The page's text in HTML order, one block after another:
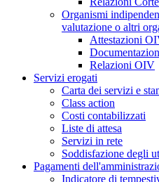
Organismi
valutazione o altri
Attestazioni
Relazioni OIV
Servizi erogati
Carta dei servizi e
Class action
Costi contabilizzati
Liste di attesa
Servizi in rete
Soddisfazione degli
Pagamenti
Indicatore di